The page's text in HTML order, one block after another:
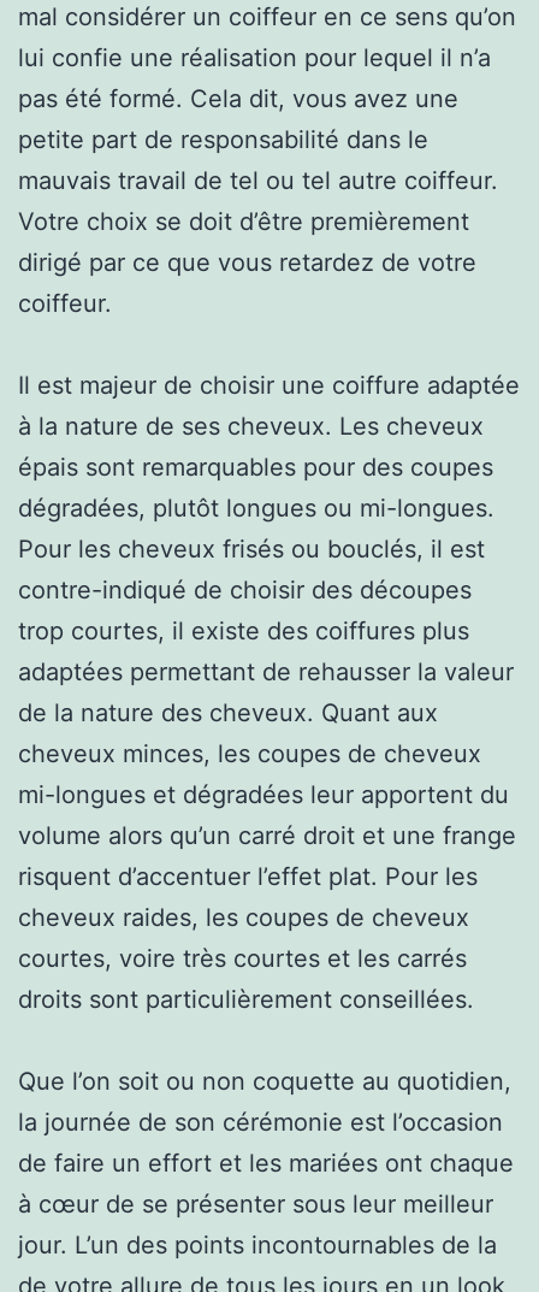
mal considérer un coiffeur en ce sens qu’on
lui confie une réalisation pour lequel il n’a
pas été formé. Cela dit, vous avez une
petite part de responsabilité dans le
mauvais travail de tel ou tel autre coiffeur.
Votre choix se doit d’être premièrement
dirigé par ce que vous retardez de votre
coiffeur.
Il est majeur de choisir une coiffure adaptée
à la nature de ses cheveux. Les cheveux
épais sont remarquables pour des coupes
dégradées, plutôt longues ou mi-longues.
Pour les cheveux frisés ou bouclés, il est
contre-indiqué de choisir des découpes
trop courtes, il existe des coiffures plus
adaptées permettant de rehausser la valeur
de la nature des cheveux. Quant aux
cheveux minces, les coupes de cheveux
mi-longues et dégradées leur apportent du
volume alors qu’un carré droit et une frange
risquent d’accentuer l’effet plat. Pour les
cheveux raides, les coupes de cheveux
courtes, voire très courtes et les carrés
droits sont particulièrement conseillées.
Que l’on soit ou non coquette au quotidien,
la journée de son cérémonie est l’occasion
de faire un effort et les mariées ont chaque
à cœur de se présenter sous leur meilleur
jour. L’un des points incontournables de la
de votre allure de tous les jours en un look